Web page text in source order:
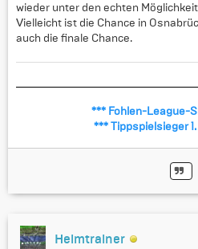
wieder unter den echten
Vielleicht ist die Chance in
auch die finale Chance.
*** Fohlen-League-
*** Tippspielsieger
Heimtrainer